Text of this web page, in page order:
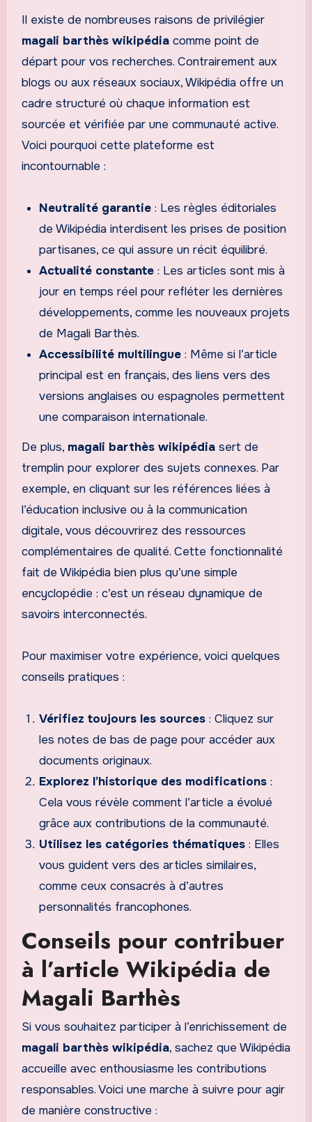
Il existe de nombreuses raisons de privilégier
magali barthès wikipédiacomme point de
départ pour vos recherches. Contrairement aux
blogs ou aux réseaux sociaux, Wikipédia offre un
cadre structuré où chaque information est
sourcée et vérifiée par une communauté active.
Voici pourquoi cette plateforme est
incontournable :
Neutralité garantie : Les règles éditoriales
de Wikipédia interdisent les prises de position
partisanes, ce qui assure un récit équilibré.
Actualité constante : Les articles sont mis à
jour en temps réel pour refléter les dernières
développements, comme les nouveaux projets
de Magali Barthès.
Accessibilité multilingue : Même si l’article
principal est en français, des liens vers des
versions anglaises ou espagnoles permettent
une comparaison internationale.
De plus, magali barthès wikipédiasert de
tremplin pour explorer des sujets connexes. Par
exemple, en cliquant sur les références liées à
l’éducation inclusive ou à la communication
digitale, vous découvrirez des ressources
complémentaires de qualité. Cette fonctionnalité
fait de Wikipédia bien plus qu’une simple
encyclopédie : c’est un réseau dynamique de
savoirs interconnectés.
Pour maximiser votre expérience, voici quelques
conseils pratiques :
Vérifiez toujours les sources : Cliquez sur
les notes de bas de page pour accéder aux
documents originaux.
Explorez l’historique des modifications :
Cela vous révèle comment l’article a évolué
grâce aux contributions de la communauté.
Utilisez les catégories thématiques : Elles
vous guident vers des articles similaires,
comme ceux consacrés à d’autres
personnalités francophones.
Conseils pour contribuer
à l’article Wikipédia de
Magali Barthès
Si vous souhaitez participer à l’enrichissement de
magali barthès wikipédia, sachez que Wikipédia
accueille avec enthousiasme les contributions
responsables. Voici une marche à suivre pour agir
de manière constructive :